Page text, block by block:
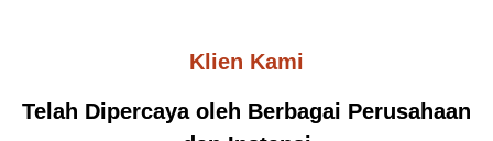
Klien Kami
Telah Dipercaya oleh Berbagai Perusahaan